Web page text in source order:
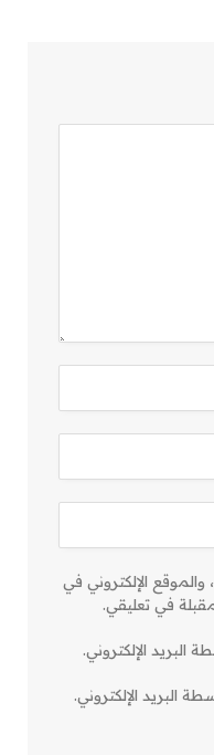
الإلكتروني في
في تعليقي.
البريد الإلكتروني.
البريد الإلكتروني.